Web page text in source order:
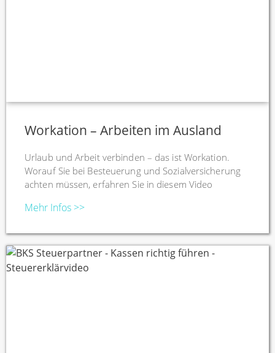
Workation – Arbeiten im Ausland
Urlaub und Arbeit verbinden – das ist Workation.
Worauf Sie bei Besteuerung und Sozialversicherung
achten müssen, erfahren Sie in diesem Video
Mehr Infos >>